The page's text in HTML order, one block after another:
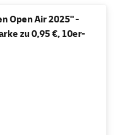
Open Air 2025" -
zu 0,95 €, 10er-